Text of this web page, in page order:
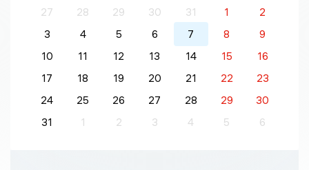
27
28 29 30 31 1
2
3
4 5 6 7 8
9
10
11 12 13 14 15
16
17
18 19 20 21 22
23
24
25 26 27 28 29
30
31
1 2 3 4 5 6